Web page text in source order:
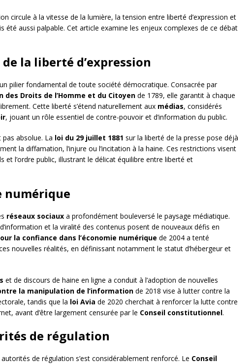
circule à la vitesse de la lumière, la tension entre liberté d’expression et
été aussi palpable. Cet article examine les enjeux complexes de ce débat
la liberté d’expression
pilier fondamental de toute société démocratique. Consacrée par
des Droits de l’Homme et du Citoyen de 1789, elle garantit à chaque
Cette liberté s’étend naturellement aux médias, considérés
, jouant un rôle essentiel de contre-pouvoir et d’information du public.
pas absolue. La loi du 29 juillet 1881 sur la liberté de la presse pose déjà
la diffamation, l’injure ou l’incitation à la haine. Ces restrictions visent
et l’ordre public, illustrant le délicat équilibre entre liberté et
numérique
réseaux sociaux a profondément bouleversé le paysage médiatique.
et la viralité des contenus posent de nouveaux défis en
la confiance dans l’économie numérique de 2004 a tenté
nouvelles réalités, en définissant notamment le statut d’hébergeur et
et de discours de haine en ligne a conduit à l’adoption de nouvelles
la manipulation de l’information de 2018 vise à lutter contre la
tandis que la loi Avia de 2020 cherchait à renforcer la lutte contre
avant d’être largement censurée par le Conseil constitutionnel.
de régulation
de régulation s’est considérablement renforcé. Le Conseil